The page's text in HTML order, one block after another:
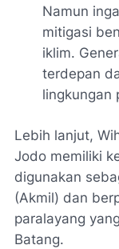
Namun
mitigasi
iklim.
terdepan
lingkungan
Lebih lanjut,
Jodo memiliki
digunakan
(Akmil) dan
paralayang
Batang.